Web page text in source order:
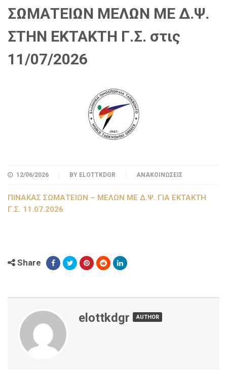
ΣΩΜΑΤΕΙΩΝ ΜΕΛΩΝ ΜΕ Δ.Ψ.
ΣΤΗN EKTAKTH Γ.Σ. στις
11/07/2026
12/06/2026 BY ELOTTKDGR ΑΝΑΚΟΙΝΏΣΕΙΣ
ΠΙΝΑΚΑΣ ΣΩΜΑΤΕΙΩΝ – ΜΕΛΩΝ ΜΕ Δ.Ψ. ΓΙΑ ΕΚΤΑΚΤΗ
Γ.Σ. 11.07.2026
Share
elottkdgr AUTHOR